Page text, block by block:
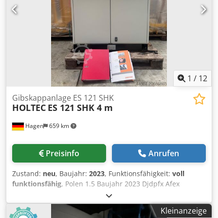
1 / 12
Hagen 659 km
Gibskappanlage ES 121 SHK
HOLTEC ES 121 SHK 4 m
Preisinfo Anrufen
Zustand: neu, Baujahr: 2023, Funktionsfähigkeit: voll
funktionsfähig, Polen 1.5 Baujahr 2023 Djdpfx Afex
Dmavsijck 1.6 Betriebsspannung 400 V / 50 Hz 1.7
Sägekette 14788 (190 cm) 3333 .8 Führungsschiene
11003322 (190 cm) 3004 1.9 Betriebsanleitung 52270 (27)
Kleinanzeige